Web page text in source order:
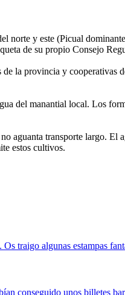
norte y este (Picual
de su propio Consejo
la provincia y
del manantial local. Los
transporte largo. El
estos cultivos.
traigo algunas estampas
conseguido unos billetes